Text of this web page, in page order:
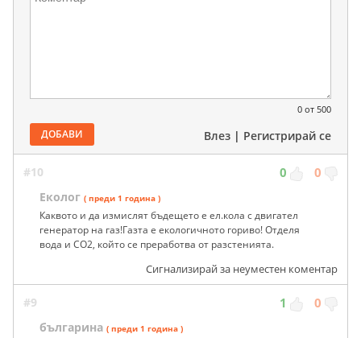
0 от 500
ДОБАВИ Влез | Регистрирай се
#10 0 0
Еколог ( преди 1 година )
Каквото и да измислят бъдещето е ел.кола с двигател
генератор на газ!Газта е екологичното гориво! Отделя
вода и СО2, който се преработва от разстенията.
Сигнализирай за неуместен коментар
#9 1 0
българина ( преди 1 година )